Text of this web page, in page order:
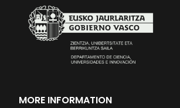
MORE INFORMATION